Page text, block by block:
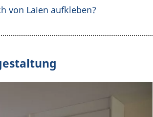
von Laien aufkleben?